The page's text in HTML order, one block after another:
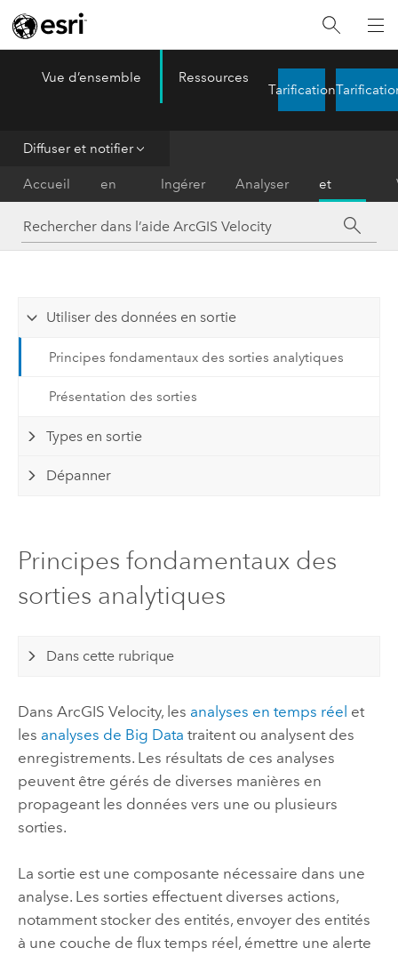
ArcGIS Velocity
Vue d’ensemble Ressources
Tarification
Diffuser et notifier
Accueil
en
main
Ingérer Analyser
et
notifier
Utiliser des données en sortie
Principes fondamentaux des sorties analytiques
Présentation des sorties
Types en sortie
Dépanner
Principes fondamentaux des
sorties analytiques
Dans cette rubrique
Dans ArcGIS Velocity, les analyses en temps réel et
les analyses de Big Data traitent ou analysent des
enregistrements. Les résultats de ces analyses
peuvent être gérés de diverses manières en
propageant les données vers une ou plusieurs
sorties.
La sortie est une composante nécessaire dans une
analyse. Les sorties effectuent diverses actions,
notamment stocker des entités, envoyer des entités
à une couche de flux temps réel, émettre une alerte